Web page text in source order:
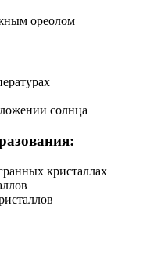
ореолом
солнца
кристаллах